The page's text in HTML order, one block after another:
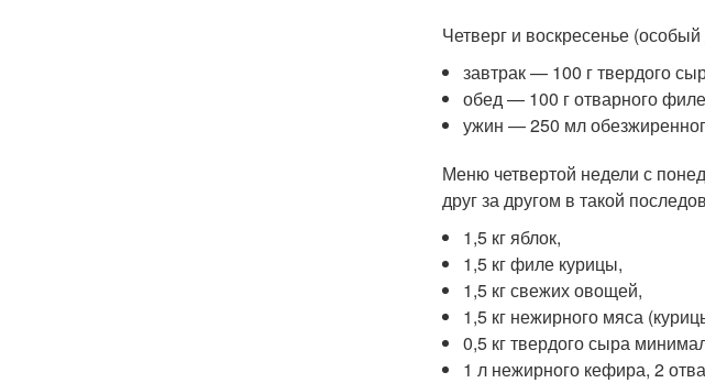
Четверг и воскресенье (особый
завтрак — 100 г твердого
обед — 100 г отварного
ужин — 250 мл
Меню четвертой недели с
друг за другом в такой
1,5 кг яблок,
1,5 кг филе курицы,
1,5 кг свежих овощей,
1,5 кг нежирного мяса
0,5 кг твердого сыра
1 л нежирного кефира, 2